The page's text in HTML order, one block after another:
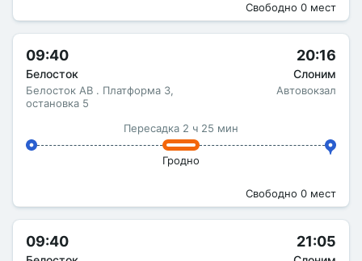
Свободно 0 мест
09:40
Белосток
Белосток АВ . Платформа 3,
остановка 5
20:16
Слоним
Автовокзал
Пересадка 2 ч 25 мин
Гродно
Свободно 0 мест
09:40 21:05